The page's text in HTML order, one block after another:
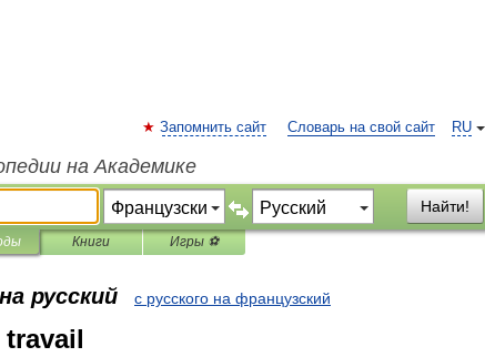
RU
Запомнить сайт Словарь на свой сайт
на Академике
Найти!
Книги Игры ⚽
русский с русского на французский